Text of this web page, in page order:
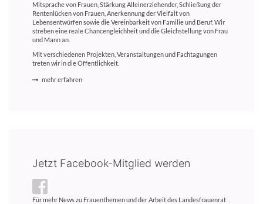
Mitsprache von Frauen, Stärkung Alleinerziehender, Schließung der
Rentenlücken von Frauen, Anerkennung der Vielfalt von
Lebensentwürfen sowie die Vereinbarkeit von Familie und Beruf. Wir
streben eine reale Chancengleichheit und die Gleichstellung von Frau
und Mann an.
Mit verschiedenen Projekten, Veranstaltungen und Fachtagungen
treten wir in die Öffentlichkeit.
mehr erfahren
Jetzt Facebook-Mitglied werden
Für mehr News zu Frauenthemen und der Arbeit des Landesfrauenrat